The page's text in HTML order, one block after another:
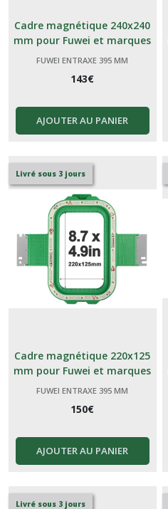
Cadre magnétique 240x240
mm pour Fuwei et marques
génériques Chinoises 395
FUWEI ENTRAXE 395 MM
143€
AJOUTER AU PANIER
Livré sous 3 jours
Cadre magnétique 220x125
mm pour Fuwei et marques
génériques Chinoises 395
FUWEI ENTRAXE 395 MM
150€
AJOUTER AU PANIER
Livré sous 3 jours